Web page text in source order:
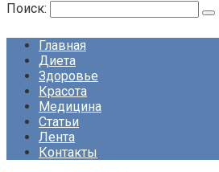
Поиск:
Главная
Диета
Здоровье
Красота
Медицина
Статьи
Лента
Контакты